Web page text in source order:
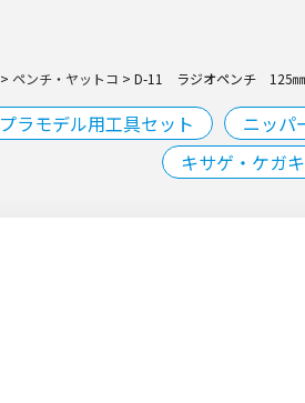
> ペンチ・ヤットコ > D-11 ラジオペンチ 125㎜
プラモデル用工具セット
ニッパ
キサゲ・ケガ